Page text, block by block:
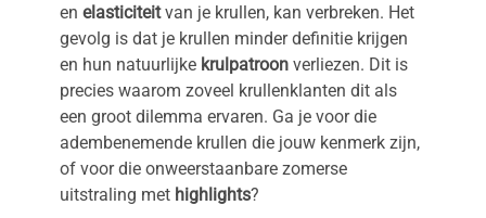
en elasticiteitvan je krullen, kan verbreken. Het
gevolg is dat je krullen minder definitie krijgen
en hun natuurlijke krulpatroon verliezen. Dit is
precies waarom zoveel krullenklanten dit als
een groot dilemma ervaren. Ga je voor die
adembenemende krullen die jouw kenmerk zijn,
of voor die onweerstaanbare zomerse
uitstraling met highlights?